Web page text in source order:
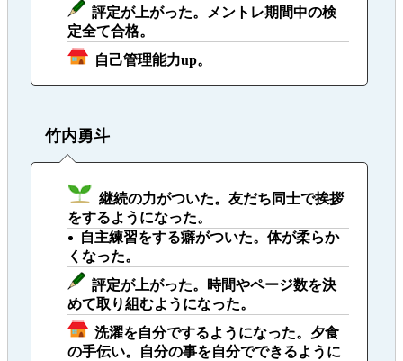
評定が上がった。メントレ期間中の検
定全て合格。
自己管理能力up。
竹内勇斗
継続の力がついた。友だち同士で挨拶
をするようになった。
自主練習をする癖がついた。体が柔らか
くなった。
評定が上がった。時間やページ数を決
めて取り組むようになった。
洗濯を自分でするようになった。夕食
の手伝い。自分の事を自分でできるように